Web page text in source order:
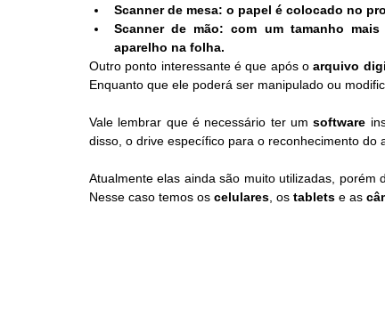
Scanner de mesa: o papel é colocado no
Scanner de mão: com um tamanho
aparelho na folha.
Outro ponto interessante é que após o arquivo
Enquanto que ele poderá ser manipulado ou
Vale lembrar que é necessário ter um software
disso, o drive específico para o reconhecimento do
Atualmente elas ainda são muito utilizadas,
Nesse caso temos os celulares, os tablets e as